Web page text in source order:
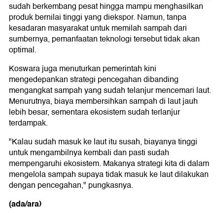
sudah berkembang pesat hingga mampu menghasilkan
produk bernilai tinggi yang diekspor. Namun, tanpa
kesadaran masyarakat untuk memilah sampah dari
sumbernya, pemanfaatan teknologi tersebut tidak akan
optimal.
Koswara juga menuturkan pemerintah kini
mengedepankan strategi pencegahan dibanding
mengangkat sampah yang sudah telanjur mencemari laut.
Menurutnya, biaya membersihkan sampah di laut jauh
lebih besar, sementara ekosistem sudah terlanjur
terdampak.
"Kalau sudah masuk ke laut itu susah, biayanya tinggi
untuk mengambilnya kembali dan pasti sudah
mempengaruhi ekosistem. Makanya strategi kita di dalam
mengelola sampah supaya tidak masuk ke laut dilakukan
dengan pencegahan," pungkasnya.
(ada/ara)